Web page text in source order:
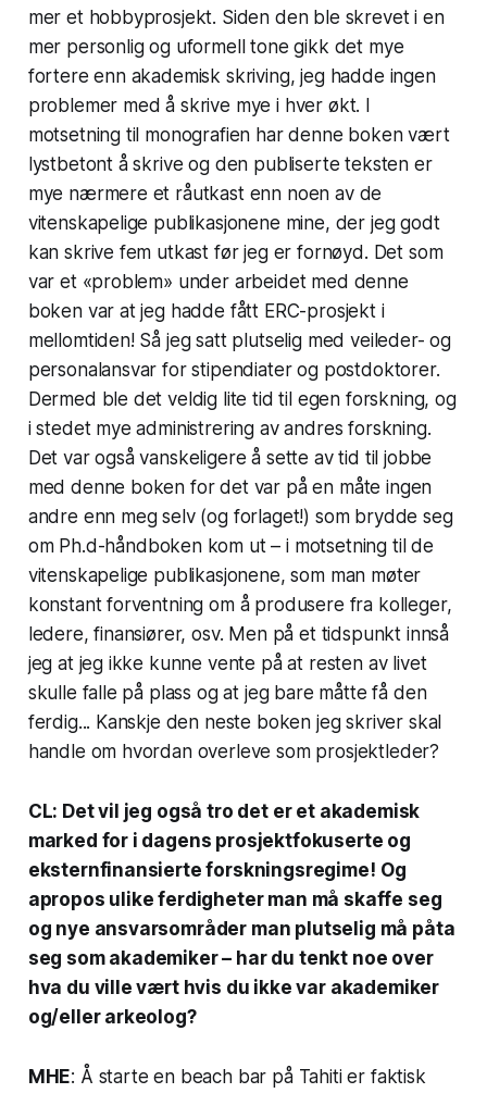
mer et hobbyprosjekt. Siden den ble skrevet i en
mer personlig og uformell tone gikk det mye
fortere enn akademisk skriving, jeg hadde ingen
problemer med å skrive mye i hver økt. I
motsetning til monografien har denne boken vært
lystbetont å skrive og den publiserte teksten er
mye nærmere et råutkast enn noen av de
vitenskapelige publikasjonene mine, der jeg godt
kan skrive fem utkast før jeg er fornøyd. Det som
var et «problem» under arbeidet med denne
boken var at jeg hadde fått ERC-prosjekt i
mellomtiden! Så jeg satt plutselig med veileder- og
personalansvar for stipendiater og postdoktorer.
Dermed ble det veldig lite tid til egen forskning, og
i stedet mye administrering av andres forskning.
Det var også vanskeligere å sette av tid til jobbe
med denne boken for det var på en måte ingen
andre enn meg selv (og forlaget!) som brydde seg
om Ph.d-håndbokenkom ut – i motsetning til de
vitenskapelige publikasjonene, som man møter
konstant forventning om å produsere fra kolleger,
ledere, finansiører, osv. Men på et tidspunkt innså
jeg at jeg ikke kunne vente på at resten av livet
skulle falle på plass og at jeg bare måtte få den
ferdig... Kanskje den neste boken jeg skriver skal
handle om hvordan overleve som prosjektleder?
CL: Det vil jeg også tro det er et akademisk
marked for i dagens prosjektfokuserte og
eksternfinansierte forskningsregime! Og
apropos ulike ferdigheter man må skaffe seg
og nye ansvarsområder man plutselig må påta
seg som akademiker – har du tenkt noe over
hva du ville vært hvis du ikke var akademiker
og/eller arkeolog?
MHE: Å starte en beach bar på Tahiti er faktisk